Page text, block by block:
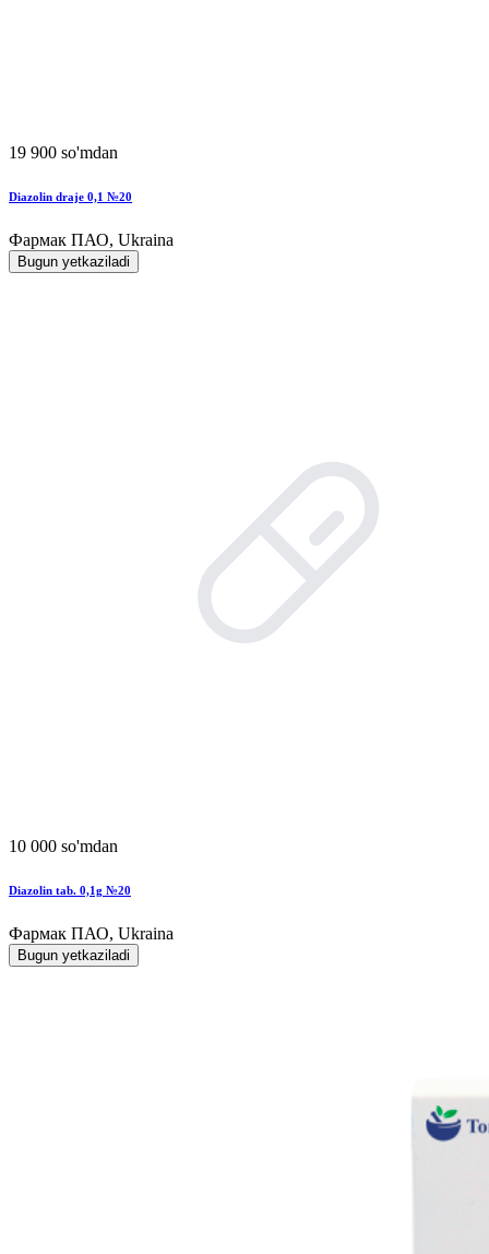
19 900 so'mdan
Diazolin draje 0,1 №20
Фармак ПАО, Ukraina
Bugun yetkaziladi
10 000 so'mdan
Diazolin tab. 0,1g №20
Фармак ПАО, Ukraina
Bugun yetkaziladi